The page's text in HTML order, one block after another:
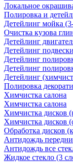
Локальное
Полировка и
Детейлинг мойка
Очистка кузова
Детейлинг
Детейлинг подвески
Детейлинг
Детейлинг
Детейлинг
Полировка
Химчистка салона
Химчистка салона
Химчистка дисков
Химчистка дисков
Обработка дисков
Антидождь
Антидождь все
Жидкое стекло (3